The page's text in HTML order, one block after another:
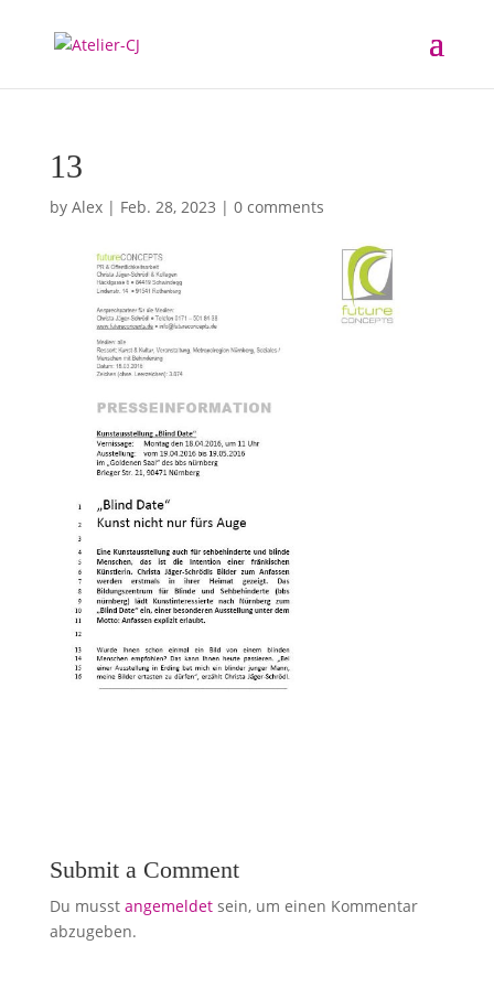
13
by Alex| Feb. 28, 2023 | 0 comments
Submit a Comment
Du musst angemeldetsein, um einen Kommentar
abzugeben.